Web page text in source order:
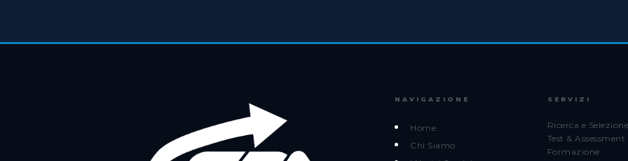
NAVIGAZIONE
Home
Chi Siamo
SERVIZI
Ricerca e
Test & Assessment
Formazione